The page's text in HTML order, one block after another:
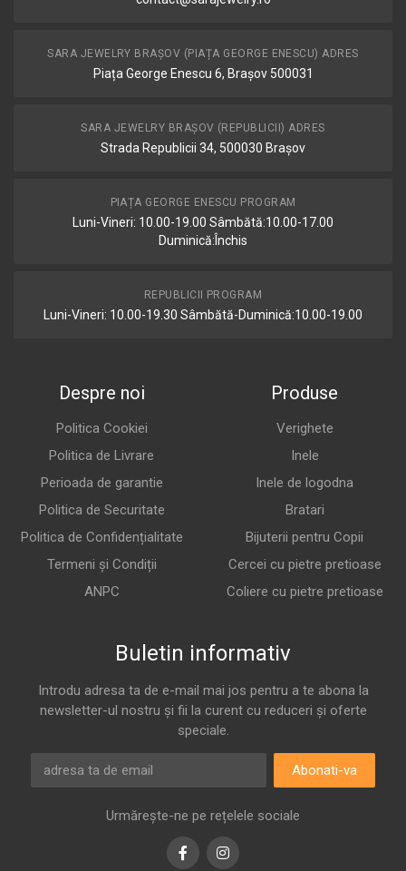
SARA JEWELRY BRAȘOV (PIAȚA GEORGE ENESCU) ADRES
Piața George Enescu 6, Brașov 500031
SARA JEWELRY BRAȘOV (REPUBLICII) ADRES
Strada Republicii 34, 500030 Brașov
PIAȚA GEORGE ENESCU PROGRAM
Luni-Vineri: 10.00-19.00 Sâmbătă:10.00-17.00
Duminică:Închis
REPUBLICII PROGRAM
Luni-Vineri: 10.00-19.30 Sâmbătă-Duminică:10.00-19.00
Despre noi
Politica Cookiei
Politica de Livrare
Perioada de garantie
Politica de Securitate
Politica de Confidențialitate
Termeni și Condiții
ANPC
Produse
Verighete
Inele
Inele de logodna
Bratari
Bijuterii pentru Copii
Cercei cu pietre pretioase
Coliere cu pietre pretioase
Buletin informativ
Introdu adresa ta de e-mail mai jos pentru a te abona la
newsletter-ul nostru și fii la curent cu reduceri și oferte
speciale.
Abonati-va
Urmărește-ne pe rețelele sociale
FacebookInstagram